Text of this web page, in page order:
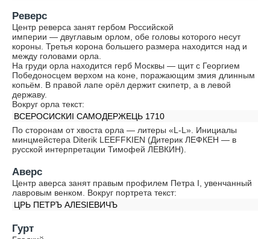
Реверс
Центр реверса занят гербом Российской
империи — двуглавым орлом, обе головы которого несут
короны. Третья корона большего размера находится над и
между головами орла.
На груди орла находится герб Москвы — щит с Георгием
Победоносцем верхом на коне, поражающим змия длинным
копьём. В правой лапе орёл держит скипетр, а в левой
державу.
Вокруг орла текст:
ВСЕРОСИСКИI САМОДЕРЖЕЦЬ 1710
По сторонам от хвоста орла — литеры «L-L». Инициалы
минцмейстера Diterik LEEFFKIEN (Дитерик ЛЕФКЕН — в
русской интерпретации Тимофей ЛЕВКИН).
Аверс
Центр аверса занят правым профилем Петра I, увенчанный
лавровым венком. Вокруг портрета текст:
ЦРЬ ПЕТРЪ АЛЕSIЕВИЧЪ
Гурт